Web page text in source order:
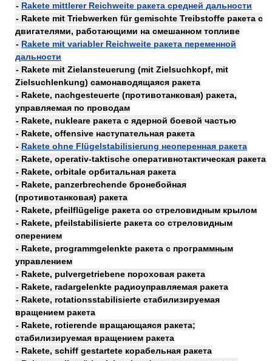
- Rakete mittlerer Reichweite ракета средней дальности
- Rakete mit Triebwerken für gemischte Treibstoffe ракета с
двигателями, работающими на смешанном топливе
- Rakete mit variabler Reichweite ракета переменной
дальности
- Rakete mit Zielansteuerung (mit Zielsuchkopf, mit
Zielsuchlenkung) самонаводящаяся ракета
- Rakete, nachgesteuerte (противотанковая) ракета,
управляемая по проводам
- Rakete, nukleare ракета с ядерной боевой частью
- Rakete, offensive наступательная ракета
- Rakete ohne Flügelstabilisierung неоперенная ракета
- Rakete, operativ-taktische оперативнотактическая ракета
- Rakete, orbitale орбитальная ракета
- Rakete, panzerbrechende бронебойная
(противотанковая) ракета
- Rakete, pfeilflügelige ракета со стреловидным крылом
- Rakete, pfeilstabilisierte ракета со стреловидным
оперением
- Rakete, programmgelenkte ракета с программным
управлением
- Rakete, pulvergetriebene пороховая ракета
- Rakete, radargelenkte радиоуправляемая ракета
- Rakete, rotationsstabilisierte стабилизируемая
вращением ракета
- Rakete, rotierende вращающаяся ракета;
стабилизируемая вращением ракета
- Rakete, schiff gestartete корабельная ракета